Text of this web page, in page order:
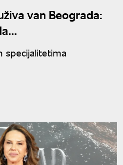
van Beograda:
specijalitetima